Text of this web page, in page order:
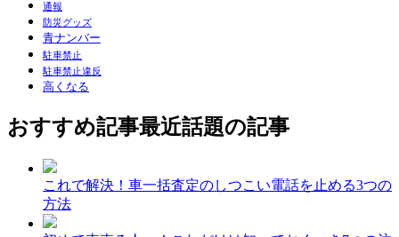
通報
防災グッズ
青ナンバー
駐車禁止
駐車禁止違反
高くなる
おすすめ記事最近話題の記事
これで解決！車一括査定のしつこい電話を止める3つの
方法